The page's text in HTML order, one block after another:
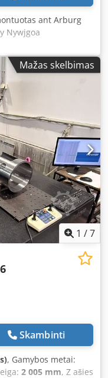
ant Arburg
Nywjgoa
Mažas skelbimas
1 /7
Skambinti
, Gamybos metai:
2 005 mm, Z ašies